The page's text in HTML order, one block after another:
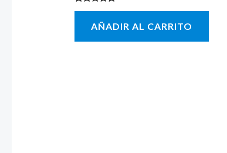
Valorado con
AÑADIR AL CARRITO